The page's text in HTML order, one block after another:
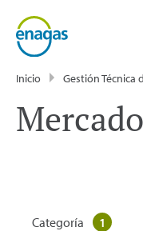
Inicio Gestión Técnica
Categoría 1